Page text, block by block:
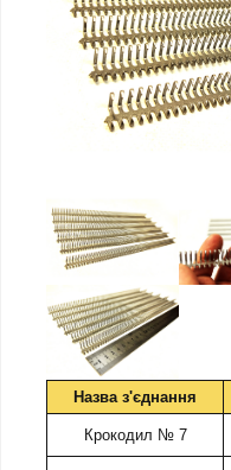
Назва з'єднання
Крокодил № 7